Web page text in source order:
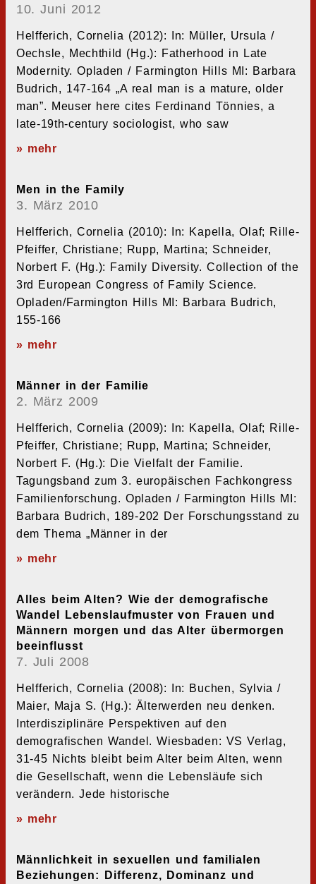
10. Juni 2012
Helfferich, Cornelia (2012): In: Müller, Ursula /
Oechsle, Mechthild (Hg.): Fatherhood in Late
Modernity. Opladen / Farmington Hills MI: Barbara
Budrich, 147-164 „A real man is a mature, older
man”. Meuser here cites Ferdinand Tönnies, a
late-19th-century sociologist, who saw
» mehr
Men in the Family
3. März 2010
Helfferich, Cornelia (2010): In: Kapella, Olaf; Rille-
Pfeiffer, Christiane; Rupp, Martina; Schneider,
Norbert F. (Hg.): Family Diversity. Collection of the
3rd European Congress of Family Science.
Opladen/Farmington Hills MI: Barbara Budrich,
155-166
» mehr
Männer in der Familie
2. März 2009
Helfferich, Cornelia (2009): In: Kapella, Olaf; Rille-
Pfeiffer, Christiane; Rupp, Martina; Schneider,
Norbert F. (Hg.): Die Vielfalt der Familie.
Tagungsband zum 3. europäischen Fachkongress
Familienforschung. Opladen / Farmington Hills MI:
Barbara Budrich, 189-202 Der Forschungsstand zu
dem Thema „Männer in der
» mehr
Alles beim Alten? Wie der demografische
Wandel Lebenslaufmuster von Frauen und
Männern morgen und das Alter übermorgen
beeinflusst
7. Juli 2008
Helfferich, Cornelia (2008): In: Buchen, Sylvia /
Maier, Maja S. (Hg.): Älterwerden neu denken.
Interdisziplinäre Perspektiven auf den
demografischen Wandel. Wiesbaden: VS Verlag,
31-45 Nichts bleibt beim Alter beim Alten, wenn
die Gesellschaft, wenn die Lebensläufe sich
verändern. Jede historische
» mehr
Männlichkeit in sexuellen und familialen
Beziehungen: Differenz, Dominanz und